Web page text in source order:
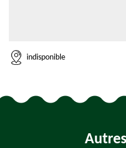
indisponible